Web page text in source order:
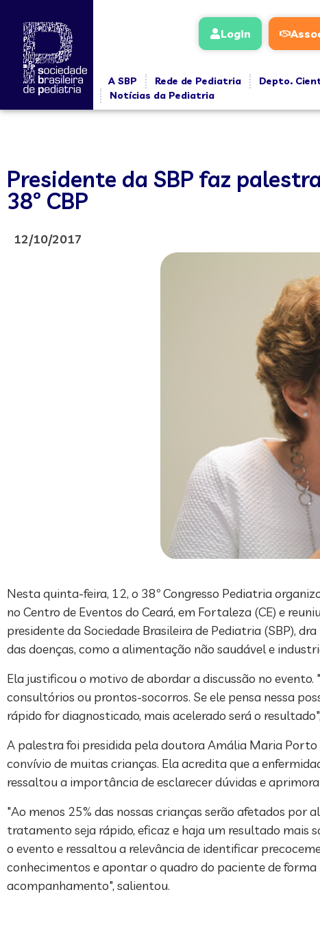
Login
A SBP Rede de Pediatria Depto.
Notícias da Pediatria
Presidente da SBP faz
38º CBP
12/10/2017
Nesta quinta-feira, 12, o 38º Congresso Pediatria
no Centro de Eventos do Ceará, em Fortaleza (CE) e
presidente da Sociedade Brasileira de Pediatria (SBP),
das doenças, como a alimentação não saudável e
Ela justificou o motivo de abordar a discussão no
consultórios ou prontos-socorros. Se ele pensa nessa
rápido for diagnosticado, mais acelerado será o
A palestra foi presidida pela doutora Amália Maria
convívio de muitas crianças. Ela acredita que a
ressaltou a importância de esclarecer dúvidas e
"Ao menos 25% das nossas crianças serão afetados por
tratamento seja rápido, eficaz e haja um resultado mais
o evento e ressaltou a relevância de identificar
conhecimentos e apontar o quadro do paciente de
acompanhamento", salientou.